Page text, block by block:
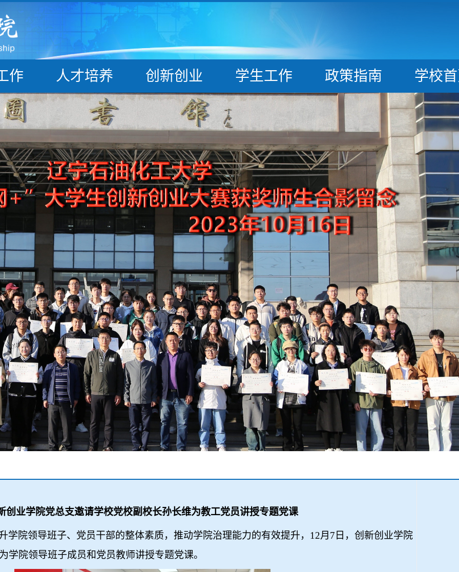
作 人才培养 创新创业 学生工作 政策指南 学校
创业学院党总支邀请学校党校副校长孙长维为教工党员讲授专题党课
学院领导班子、党员干部的整体素质，推动学院治理能力的有效提升， 12月 7 日，创新创业学院
学院领导班子成员和党员教师讲授专题党课。